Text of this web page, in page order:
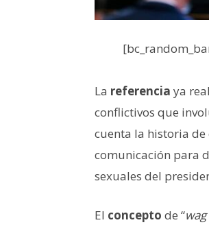
La referencia ya
conflictivos que
cuenta la historia de
comunicación para
sexuales del
El concepto de “